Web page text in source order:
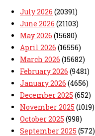
July 2026 (20391)
June 2026 (21103)
May 2026 (15680)
April 2026 (16556)
March 2026 (15682)
February 2026 (9481)
January 2026 (4656)
December 2025 (652)
November 2025 (1019)
October 2025 (998)
September 2025 (572)